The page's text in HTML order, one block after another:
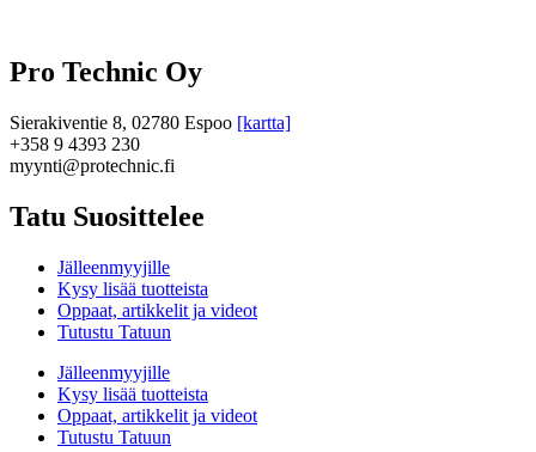
Pro Technic Oy
Sierakiventie 8, 02780 Espoo [kartta]
+358 9 4393 230
myynti@protechnic.fi
Tatu Suosittelee
Jälleenmyyjille
Kysy lisää tuotteista
Oppaat, artikkelit ja videot
Tutustu Tatuun
Jälleenmyyjille
Kysy lisää tuotteista
Oppaat, artikkelit ja videot
Tutustu Tatuun